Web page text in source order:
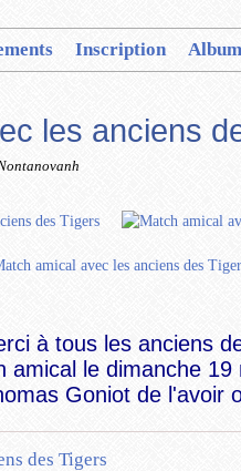
Inscription
les anciens
à tous les anciens
amical le dimanche 19
Goniot de l'avoir
des Tigers